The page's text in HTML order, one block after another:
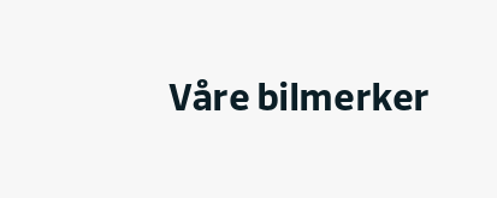
Våre bilmerker